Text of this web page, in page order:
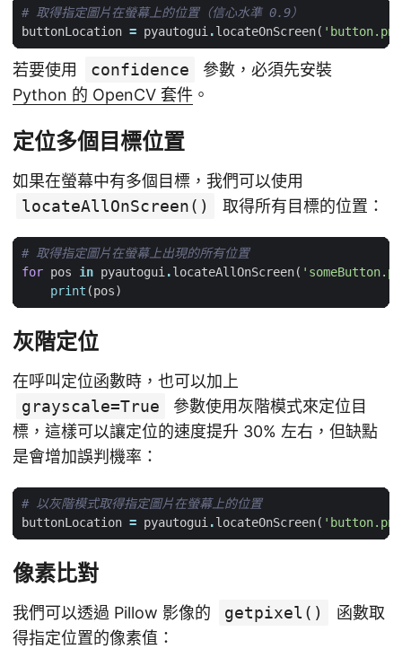
# 取得指定圖片在螢幕上的位置（信心水準 0.9）
buttonLocation = pyautogui.locateOnScreen(
若要使用 confidence
參數，必須先安裝
Python 的 OpenCV 套件 。
定位多個目標位置
如果在螢幕中有多個目標，我們可以使用
locateAllOnScreen()
取得所有目標的位置：
# 取得指定圖片在螢幕上出現的所有位置
for pos in pyautogui.locateAllOnScreen(
print (pos)
灰階定位
在呼叫定位函數時，也可以加上
grayscale=True
參數使用灰階模式來定位目
標，這樣可以讓定位的速度提升 30% 左右，但缺點
是會增加誤判機率：
# 以灰階模式取得指定圖片在螢幕上的位置
buttonLocation = pyautogui.locateOnScreen(
像素比對
我們可以透過 Pillow 影像的 getpixel()
函數取
得指定位置的像素值：